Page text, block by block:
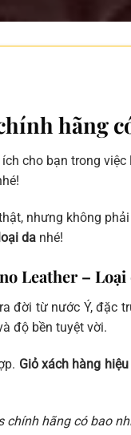
hãng
cho bạn trong
nhưng không
da nhé!
Leather – Loại
đời từ nước Ý, đặc
độ bền tuyệt vời.
Giỏ xách hàng